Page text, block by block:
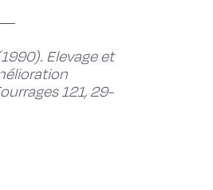
Elevage et
121, 29-